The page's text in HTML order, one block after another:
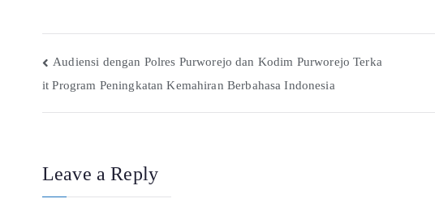
Audiensi dengan Polres Purworejo dan Kodim Purworejo Terka
it Program Peningkatan Kemahiran Berbahasa Indonesia
Leave a Reply